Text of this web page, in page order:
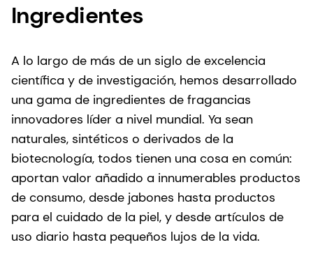
Ingredientes
A lo largo de más de un siglo de excelencia
científica y de investigación, hemos desarrollado
una gama de ingredientes de fragancias
innovadores líder a nivel mundial. Ya sean
naturales, sintéticos o derivados de la
biotecnología, todos tienen una cosa en común:
aportan valor añadido a innumerables productos
de consumo, desde jabones hasta productos
para el cuidado de la piel, y desde artículos de
uso diario hasta pequeños lujos de la vida.